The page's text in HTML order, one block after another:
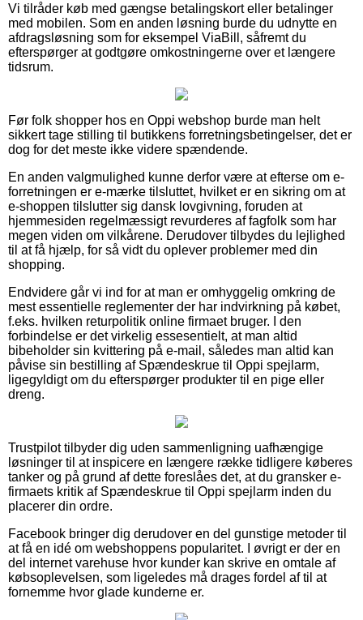
Vi tilråder køb med gængse betalingskort eller betalinger
med mobilen. Som en anden løsning burde du udnytte en
afdragsløsning som for eksempel ViaBill, såfremt du
efterspørger at godtgøre omkostningerne over et længere
tidsrum.
Før folk shopper hos en Oppi webshop burde man helt
sikkert tage stilling til butikkens forretningsbetingelser, det er
dog for det meste ikke videre spændende.
En anden valgmulighed kunne derfor være at efterse om e-
forretningen er e-mærke tilsluttet, hvilket er en sikring om at
e-shoppen tilslutter sig dansk lovgivning, foruden at
hjemmesiden regelmæssigt revurderes af fagfolk som har
megen viden om vilkårene. Derudover tilbydes du lejlighed
til at få hjælp, for så vidt du oplever problemer med din
shopping.
Endvidere går vi ind for at man er omhyggelig omkring de
mest essentielle reglementer der har indvirkning på købet,
f.eks. hvilken returpolitik online firmaet bruger. I den
forbindelse er det virkelig essesentielt, at man altid
bibeholder sin kvittering på e-mail, således man altid kan
påvise sin bestilling af Spændeskrue til Oppi spejlarm,
ligegyldigt om du efterspørger produkter til en pige eller
dreng.
Trustpilot tilbyder dig uden sammenligning uafhængige
løsninger til at inspicere en længere række tidligere køberes
tanker og på grund af dette foreslåes det, at du gransker e-
firmaets kritik af Spændeskrue til Oppi spejlarm inden du
placerer din ordre.
Facebook bringer dig derudover en del gunstige metoder til
at få en idé om webshoppens popularitet. I øvrigt er der en
del internet varehuse hvor kunder kan skrive en omtale af
købsoplevelsen, som ligeledes må drages fordel af til at
fornemme hvor glade kunderne er.